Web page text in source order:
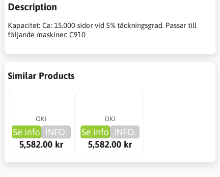
Description
Kapacitet: Ca: 15.000 sidor vid 5% täckningsgrad. Passar till
följande maskiner: C910
Similar Products
OKI
Se info INFO.
5,582.00 kr
OKI
Se info INFO.
5,582.00 kr